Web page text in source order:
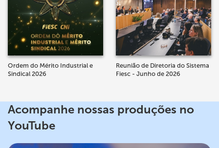
Ordem do Mérito Industrial e
Sindical 2026
Reunião de Diretoria do Sistema
Fiesc - Junho de 2026
Acompanhe nossas produções no
YouTube